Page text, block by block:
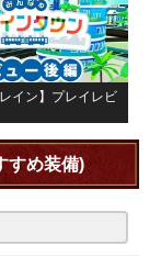
イン】プレイレビ
すめ装備)